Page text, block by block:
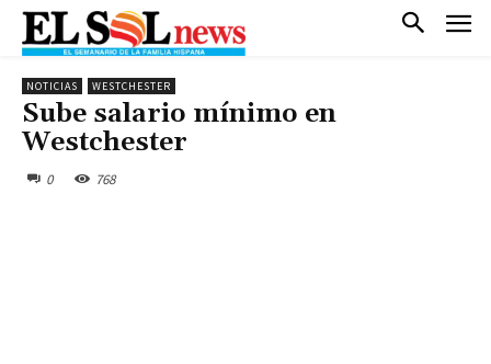
NOTICIAS WESTCHESTER
Sube salario mínimo en
Westchester
0 768